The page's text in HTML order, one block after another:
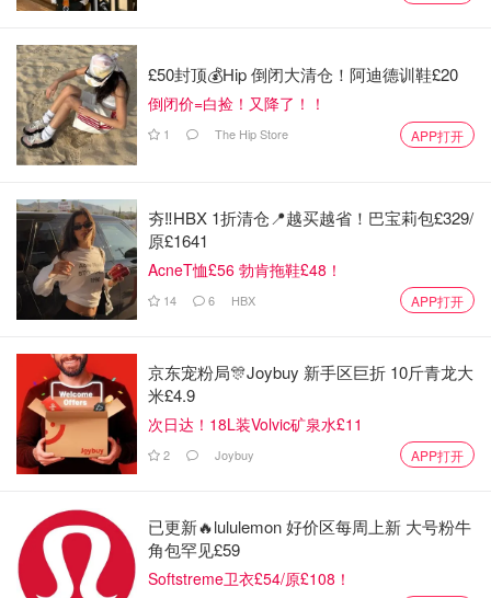
他表示但是他上报的protective service让他失望了，所以他
才选择公之于众。
根据张恒在发布会上提供的图片证据来看，6月29日，他们
的女儿Luna手指受伤，送到急诊缝了5针。
当天的医疗记录显示受伤原因“不明”。
图片来自redian.news，版权属于原作者
£50封顶💰Hip 倒闭大清仓！阿迪德训鞋£20
倒闭价=白捡！又降了！！
1 The Hip Store APP打开
夯‼️HBX 1折清仓📍越买越省！巴宝莉包£329/
原£1641
AcneT恤£56 勃肯拖鞋£48！
14 6 HBX APP打开
京东宠粉局🎊Joybuy 新手区巨折 10斤青龙大
米£4.9
次日达！18L装Volvic矿泉水£11
2 Joybuy APP打开
已更新🔥lululemon 好价区每周上新 大号粉牛
角包罕见£59
Softstreme卫衣£54/原£108！